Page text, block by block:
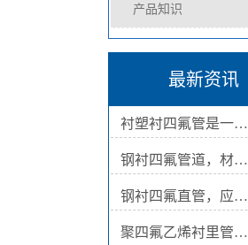
产品知识
最新资讯
衬塑衬四氟管是一种结合了钢管和塑料材质性能的管道产品
钢衬四氟管道，材料保障工业应用的顺利进行
钢衬四氟直管，应用广泛
聚四氟乙烯衬里管道，液体输送的选择